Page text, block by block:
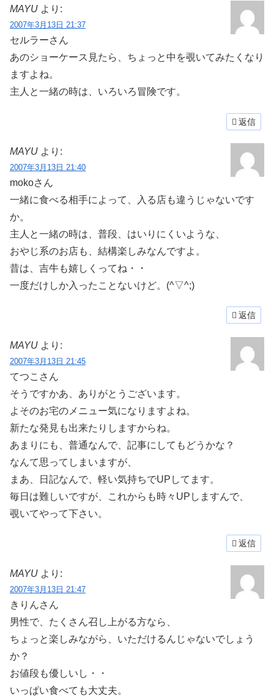
MAYU より:
2007年3月13日 21:37
セルラーさん
あのショーケース見たら、ちょっと中を覗いてみたくなり
ますよね。
主人と一緒の時は、いろいろ冒険です。
返信
MAYU より:
2007年3月13日 21:40
mokoさん
一緒に食べる相手によって、入る店も違うじゃないです
か。
主人と一緒の時は、普段、はいりにくいような、
おやじ系のお店も、結構楽しみなんですよ。
昔は、吉牛も嬉しくってね・・
一度だけしか入ったことないけど。(^▽^;)
返信
MAYU より:
2007年3月13日 21:45
てつこさん
そうですかあ、ありがとうございます。
よそのお宅のメニュー気になりますよね。
新たな発見も出来たりしますからね。
あまりにも、普通なんで、記事にしてもどうかな？
なんて思ってしまいますが、
まあ、日記なんで、軽い気持ちでUPしてます。
毎日は難しいですが、これからも時々UPしますんで、
覗いてやって下さい。
返信
MAYU より:
2007年3月13日 21:47
きりんさん
男性で、たくさん召し上がる方なら、
ちょっと楽しみながら、いただけるんじゃないでしょう
か？
お値段も優しいし・・
いっぱい食べても大丈夫。